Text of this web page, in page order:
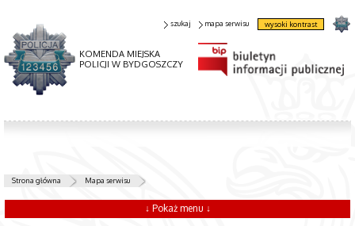
KOMENDA MIEJSKA
POLICJI W BYDGOSZCZY
szukaj mapa serwisu wysoki kontrast
Strona główna Mapa serwisu
↓ Pokaż menu ↓